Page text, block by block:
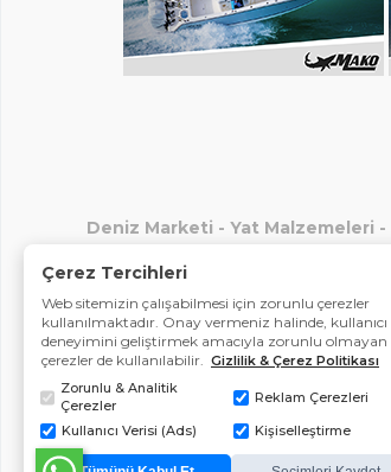
Deniz Marketi - Yat Malzemeleri -
Çerez Tercihleri
Web sitemizin çalışabilmesi için zorunlu çerezler
kullanılmaktadır. Onay vermeniz halinde, kullanıcı
deneyimini geliştirmek amacıyla zorunlu olmayan
çerezler de kullanılabilir. Gizlilik & Çerez Politikası
Zorunlu & Analitik
Çerezler
Reklam Çerezleri
Kullanıcı Verisi (Ads) Kişiselleştirme